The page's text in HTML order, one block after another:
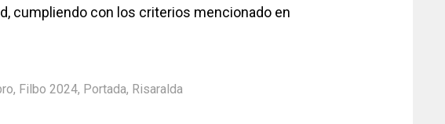
cumpliendo con los criterios mencionado en
, Filbo 2024, Portada, Risaralda